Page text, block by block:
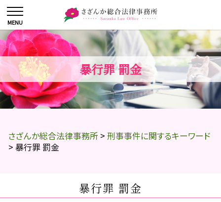
暴行罪 罰金
さざんか総合法律事務所 > 刑事事件に関するキーワード
> 暴行罪 罰金
暴行罪 罰金